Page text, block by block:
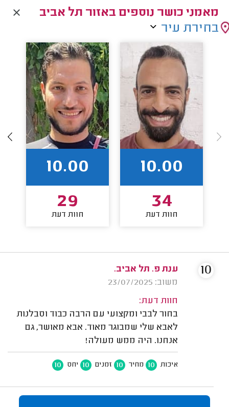
מאמני כושר נוספים באזור תל אביב
בחירת עיר
10.00
34
חוות דעת
10.00
29
חוות דעת
ענת פ. תל אביב.
משוב: 23/07/2025
חוות דעת:
בחור לבבי ומקצועי עם הרבה כבוד וסבלנות
לאבא שלי שמבוגר מאוד. אבא מאושר, גם
אנחנו. היה ממש מעולה!
איכות 10 מחיר 10 זמנים 10 יחס 10
10